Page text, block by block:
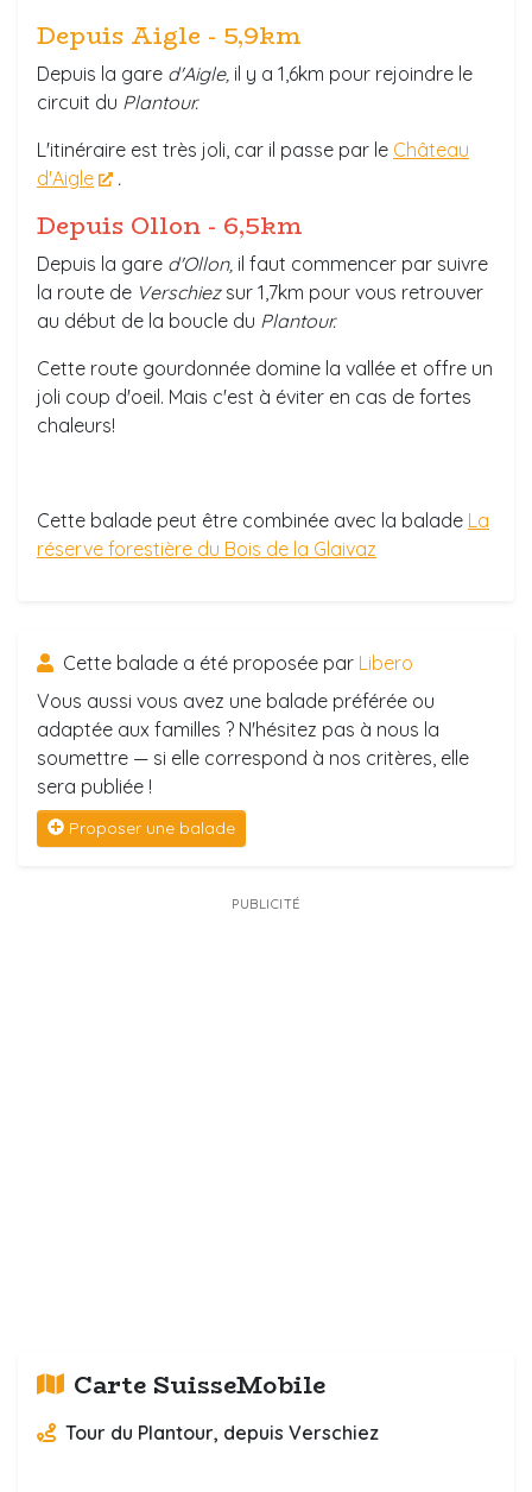
Depuis Aigle - 5,9km
Depuis la gare d'Aigle, il y a 1,6km pour rejoindre le
circuit du Plantour.
L'itinéraire est très joli, car il passe par le Château
d'Aigle
.
Depuis Ollon - 6,5km
Depuis la gare d'Ollon, il faut commencer par suivre
la route de Verschiezsur 1,7km pour vous retrouver
au début de la boucle du Plantour.
Cette route gourdonnée domine la vallée et offre un
joli coup d'oeil. Mais c'est à éviter en cas de fortes
chaleurs!
Cette balade peut être combinée avec la balade La
réserve forestière du Bois de la Glaivaz
Cette balade a été proposée par Libero
Vous aussi vous avez une balade préférée ou
adaptée aux familles ? N'hésitez pas à nous la
soumettre — si elle correspond à nos critères, elle
sera publiée !
Proposer une balade
PUBLICITÉ
Carte SuisseMobile
Tour du Plantour, depuis Verschiez